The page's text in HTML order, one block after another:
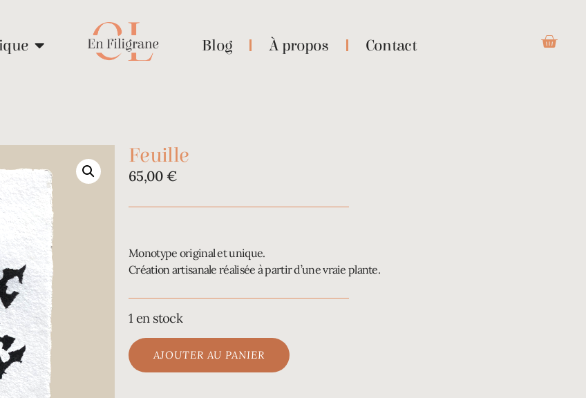
Blog À propos Contact
Feuille
65,00 €
Monotype original et unique.
Création artisanale réalisée à partir d’une vraie plante.
1 en stock
AJOUTER AU PANIER